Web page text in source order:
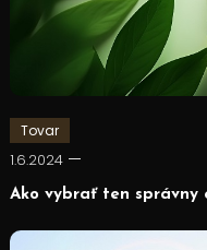
Tovar
1.6.2024
Ako vybrať ten správny